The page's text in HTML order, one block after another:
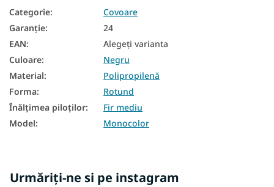
Categorie:
Covoare
Garanţie:
24
EAN:
Alegeţi varianta
Culoare:
Negru
Material:
Polipropilenă
Forma:
Rotund
Înălțimea piloților:
Fir mediu
Model: Monocolor
Urmăriți-ne si pe instagram